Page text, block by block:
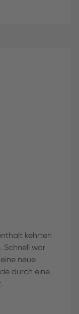
kehrten
Schnell war
neue
durch eine